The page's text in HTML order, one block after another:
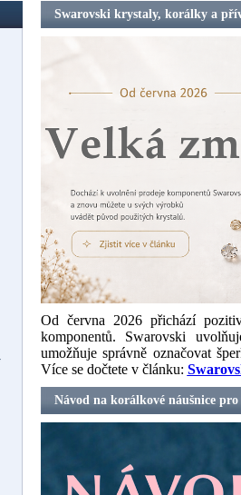
Swarovski krystaly, korálky a
Od června 2026 přichází
komponentů. Swarovski
umožňuje správně označovat
Více se dočtete v článku:
Návod na korálkové náušnice